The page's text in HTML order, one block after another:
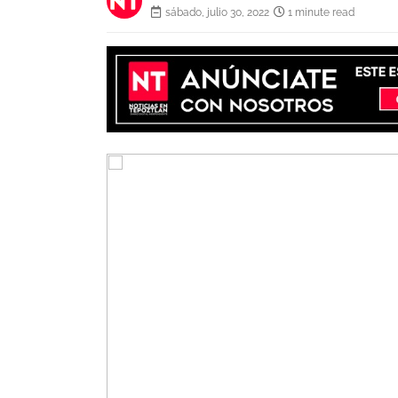
sábado, julio 30, 2022 1 minute read